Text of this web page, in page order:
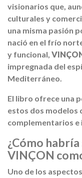
visionarios que,
culturales y
una misma pasión
nació en el frío
y funcional,
impregnada del
Mediterráneo.
El libro ofrece una
estos dos modelos
complementarios e
¿Cómo
VINÇON
Uno de los